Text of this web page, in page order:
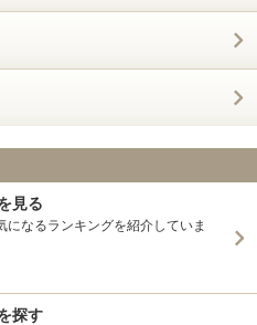
見る
になるランキングを紹介していま
探す